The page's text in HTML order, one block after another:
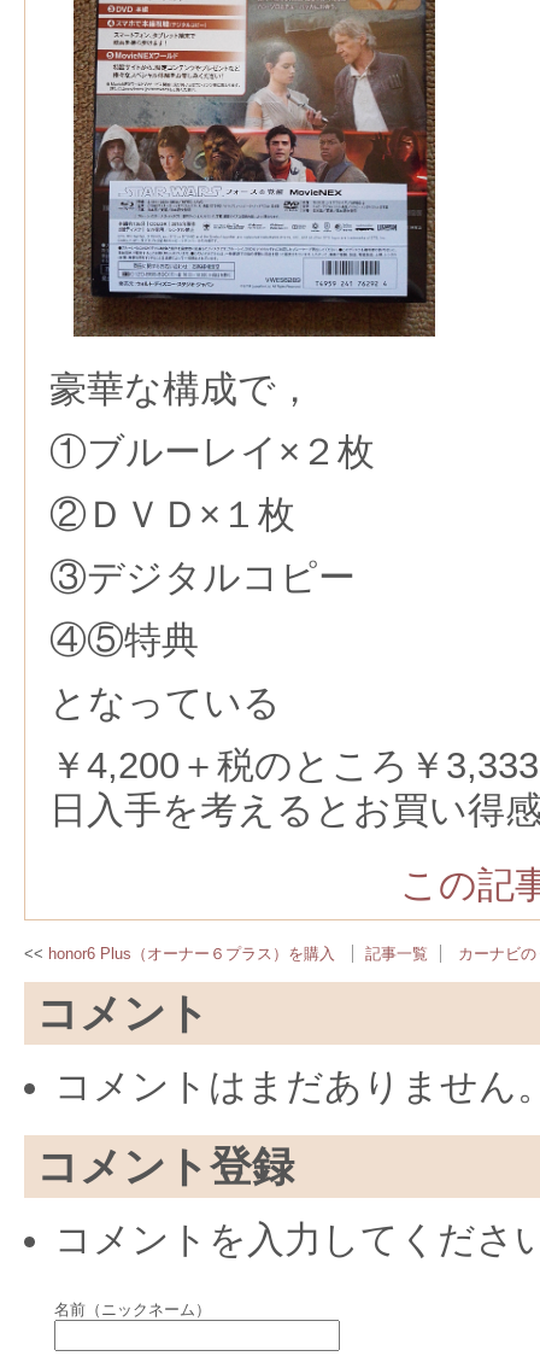
豪華な構成で，
①ブルーレイ×２枚
②ＤＶＤ×１枚
③デジタルコピー
④⑤特典
となっている
￥4,200＋税のところ￥
日入手を考えるとお買い得
この記
honor6 Plus（オーナー６プラス）を購入 記事一覧 カーナビ
コメント
コメントはまだありません
コメント登録
コメントを入力してくださ
名前（ニックネーム）